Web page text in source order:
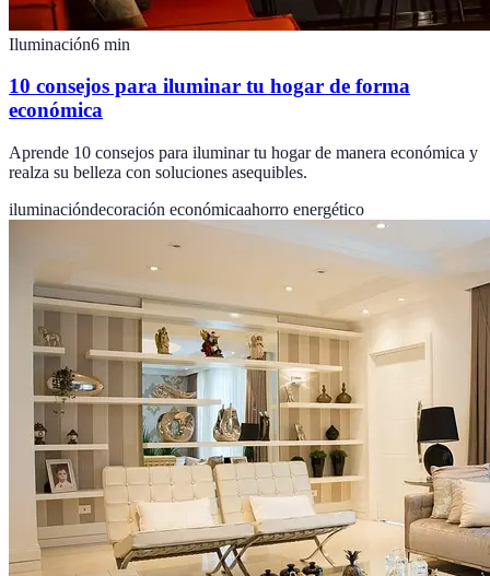
Iluminación6 min
10 consejos para iluminar tu hogar de forma
económica
Aprende 10 consejos para iluminar tu hogar de manera económica y
realza su belleza con soluciones asequibles.
iluminacióndecoración económicaahorro energético